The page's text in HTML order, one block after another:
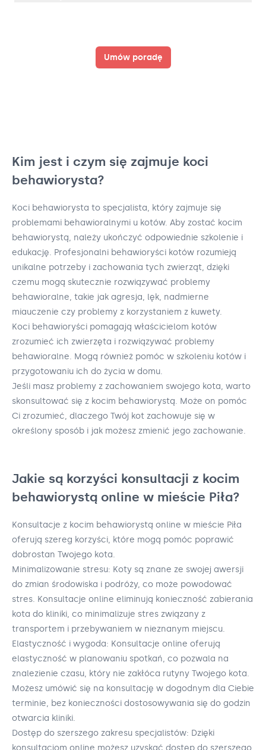
Umów poradę
Kim jest i czym się zajmuje koci
behawiorysta?
Koci behawiorysta to specjalista, który zajmuje się
problemami behawioralnymi u kotów. Aby zostać kocim
behawiorystą, należy ukończyć odpowiednie szkolenie i
edukację. Profesjonalni behawioryści kotów rozumieją
unikalne potrzeby i zachowania tych zwierząt, dzięki
czemu mogą skutecznie rozwiązywać problemy
behawioralne, takie jak agresja, lęk, nadmierne
miauczenie czy problemy z korzystaniem z kuwety.
Koci behawioryści pomagają właścicielom kotów
zrozumieć ich zwierzęta i rozwiązywać problemy
behawioralne. Mogą również pomóc w szkoleniu kotów i
przygotowaniu ich do życia w domu.
Jeśli masz problemy z zachowaniem swojego kota, warto
skonsultować się z kocim behawiorystą. Może on pomóc
Ci zrozumieć, dlaczego Twój kot zachowuje się w
określony sposób i jak możesz zmienić jego zachowanie.
Jakie są korzyści konsultacji z kocim
behawiorystą online w mieście Piła?
Konsultacje z kocim behawiorystą online w mieście Piła
oferują szereg korzyści, które mogą pomóc poprawić
dobrostan Twojego kota.
Minimalizowanie stresu: Koty są znane ze swojej awersji
do zmian środowiska i podróży, co może powodować
stres. Konsultacje online eliminują konieczność zabierania
kota do kliniki, co minimalizuje stres związany z
transportem i przebywaniem w nieznanym miejscu.
Elastyczność i wygoda: Konsultacje online oferują
elastyczność w planowaniu spotkań, co pozwala na
znalezienie czasu, który nie zakłóca rutyny Twojego kota.
Możesz umówić się na konsultację w dogodnym dla Ciebie
terminie, bez konieczności dostosowywania się do godzin
otwarcia kliniki.
Dostęp do szerszego zakresu specjalistów: Dzięki